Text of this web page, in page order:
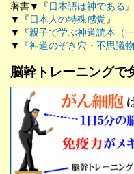
著書▼『日本語は神である 』
▼『日本人の特殊感覚 』
▼『親子で学ぶ神道読本（
▼
『神道のぞき穴・不思議
脳幹トレーニングで